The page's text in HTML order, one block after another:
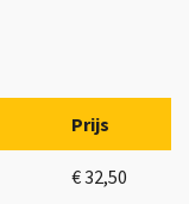
Prijs
€ 32,50